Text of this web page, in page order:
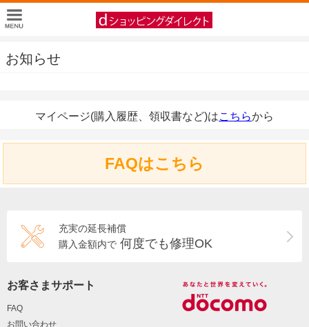
お知らせ
マイページ(購入履歴、領収書など)はこちらから
FAQはこちら
充実の延長補償
購入金額内で 何度でも修理OK
お客さまサポート
FAQ
お問い合わせ